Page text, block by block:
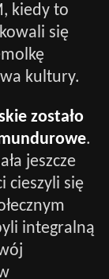
kiedy to
się
kultury.
zostało
.
jeszcze
cieszyli się
integralną